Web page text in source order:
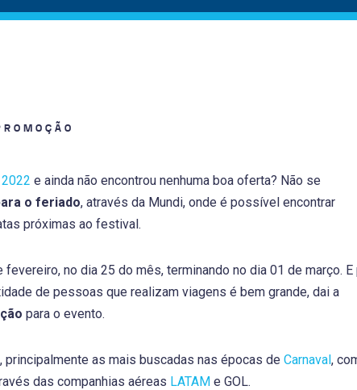
e ainda não encontrou nenhuma boa oferta? Não se
o feriado, através da Mundi, onde é possível encontrar
próximas ao festival.
no dia 25 do mês, terminando no dia 01 de março. E
de pessoas que realizam viagens é bem grande, dai a
para o evento.
as mais buscadas nas épocas de Carnaval,
das companhias aéreas LATAMe GOL.